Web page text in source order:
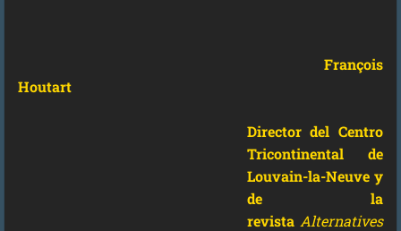
François
Houtart
Director del Centro
Tricontinental de
Louvain-la-Neuve y
de la
revista Alternatives